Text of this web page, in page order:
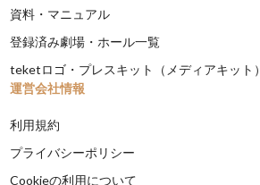
資料・マニュアル
登録済み劇場・ホール一覧
teketロゴ・プレスキット（メディアキット）
運営会社情報
利用規約
プライバシーポリシー
Cookieの利用について